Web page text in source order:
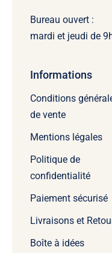
Bureau ouvert :
mardi et jeudi de
Informations
Conditions
de vente
Mentions légales
Politique de
confidentialité
Paiement sécurisé
Livraisons et
Boîte à idées